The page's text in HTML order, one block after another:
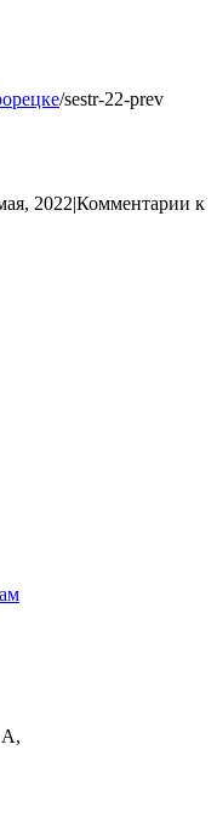
/sestr-22-prev
2022|Комментарии к
А,